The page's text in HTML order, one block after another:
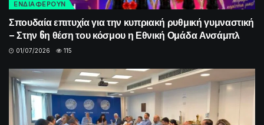
ΕΝΔΙΑΦΕΡΟΥΝ
Σπουδαία επιτυχία για την κυπριακή ρυθμική γυμναστική
– Στην 6η θέση του κόσμου η Εθνική Ομάδα Ανσάμπλ
01/07/2026 115